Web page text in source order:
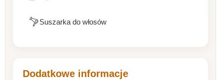
Suszarka do włosów
Dodatkowe informacje